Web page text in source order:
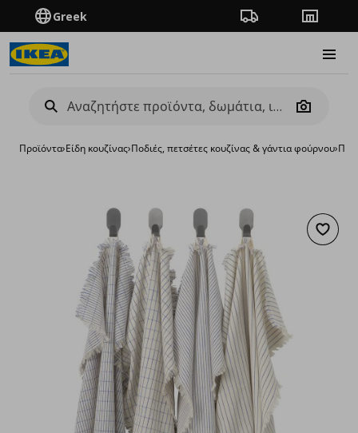
Greek Πορεία παραγγελίας
Camera
Προϊόντα›Είδη κουζίνας›Ποδιές, πετσέτες κουζίνας & γάντια φούρνου›